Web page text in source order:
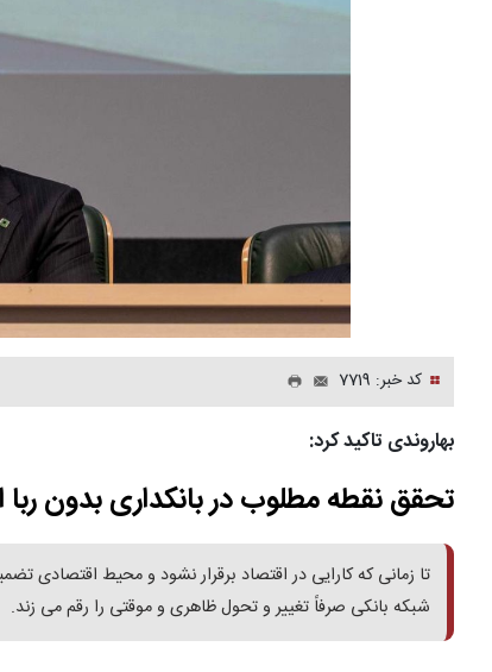
کد خبر: 7719
بهاروندی تاکید کرد:
تحقق نقطه مطلوب در بانکداری بدون
تا زمانی که کارایی در اقتصاد برقرار نشود و محیط اقتصادی
شبکه بانکی صرفاً تغییر و تحول ظاهری و موقتی را رقم می زند.